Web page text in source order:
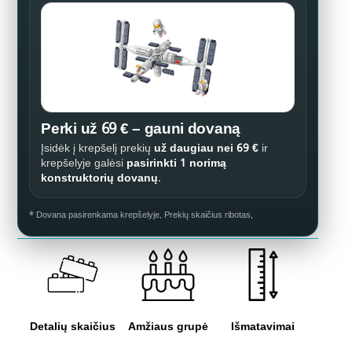
Perki už 69 € – gauni dovaną
Įsidėk į krepšelį prekiųuž daugiau nei 69 € ir
krepšelyje galėsi pasirinkti 1 norimą
konstruktorių dovanų.
* Dovana pasirenkama krepšelyje. Prekių skaičius ribotas.
Detalių skaičius Amžiaus grupė Išmatavimai